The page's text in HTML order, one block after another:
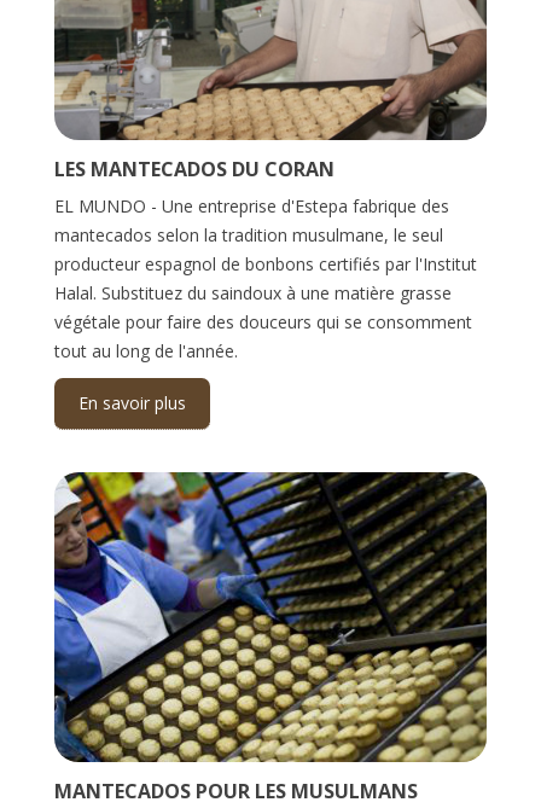
LES MANTECADOS DU CORAN
EL MUNDO - Une entreprise d'Estepa fabrique des
mantecados selon la tradition musulmane, le seul
producteur espagnol de bonbons certifiés par l'Institut
Halal. Substituez du saindoux à une matière grasse
végétale pour faire des douceurs qui se consomment
tout au long de l'année.
En savoir plus
MANTECADOS POUR LES MUSULMANS